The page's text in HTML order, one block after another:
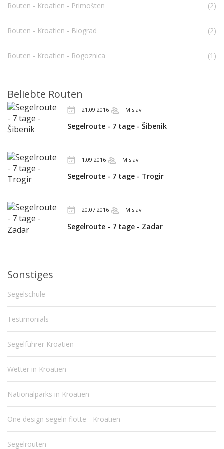
Routen - Kroatien - Primošten (2)
Routen - Kroatien - Biograd (2)
Routen - Kroatien - Rogoznica (1)
Beliebte Routen
21.09.2016 Mislav
Segelroute - 7 tage - Šibenik
1.09.2016 Mislav
Segelroute - 7 tage - Trogir
20.07.2016 Mislav
Segelroute - 7 tage - Zadar
Sonstiges
Segelschule
Testimonials
Segelführer Kroatien
Wetter in Kroatien
Nationalparks in Kroatien
One design segeln flotte - Kroatien
Segelrouten